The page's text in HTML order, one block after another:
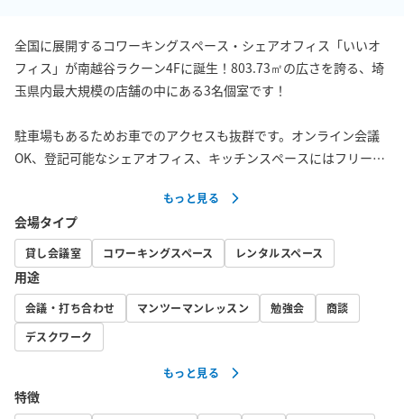
全国に展開するコワーキングスペース・シェアオフィス「いいオ
フィス」が南越谷ラクーン4Fに誕生！803.73㎡の広さを誇る、埼
玉県内最大規模の店舗の中にある3名個室です！
駐車場もあるためお車でのアクセスも抜群です。オンライン会議
OK、登記可能なシェアオフィス、キッチンスペースにはフリード
⚠注意⚠
天井が空いており他のオープンスペースに声が筒抜けになりま
す。
そのため小学生以下のお客様が複数名いらっしゃる場合は、ご利
用をお控え下さい。
もっと見る
会場タイプ
貸し会議室 コワーキングスペース レンタルスペース
用途
会議・打ち合わせ マンツーマンレッスン 勉強会
商談
デスクワーク
もっと見る
特徴